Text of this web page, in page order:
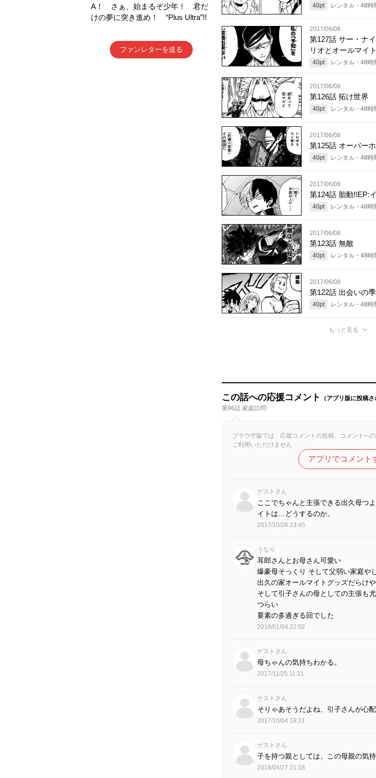
A！ さぁ、始まるぞ少年！ 君だ
けの夢に突き進め！ “Plus Ultra”!!
ファンレターを送る
40pt レンタル・ 48時
2017/06/08
第127話 サー・ナ
リオとオールマイト
40pt レンタル・ 48時
2017/06/08
第126話 拓け世界
40pt レンタル・ 48時
2017/06/08
第125話 オーバー
40pt レンタル・ 48時
2017/06/08
第124話 胎動!!EP:
40pt レンタル・ 48時
2017/06/08
第123話 無敵
40pt レンタル・ 48時
2017/06/08
第122話 出会いの
40pt レンタル・ 48時
もっと見る
この話への応援コメント
（アプリ版に投稿
第96話 家庭訪問
ブラウザ版では、応援コメントの投稿、コメントへ
ご利用いただけません
アプリでコメント
ゲストさん
ここでちゃんと主張できる出久母つ
イトは…どうするのか。
2017/10/26 23:45
うなり
耳郎さんとお母さん可愛い
爆豪母そっくり そして父弱い家庭や
出久の家オールマイトグッズだらけ
そして引子さんの母としての主張も
つらい
要素の多過ぎる回でした
2018/01/04 22:02
ゲストさん
母ちゃんの気持ちわかる。
2017/11/25 11:21
ゲストさん
そりゃあそうだよね、引子さんが心
2017/10/04 19:31
ゲストさん
子を持つ親としては、この母親の気
2018/04/27 21:18